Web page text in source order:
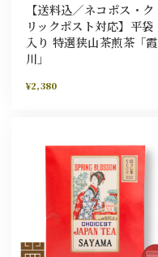
【送料込／ネコポス・ク
リックポスト対応】平袋
入り 特選狭山茶煎茶「霞
川」
¥2,380